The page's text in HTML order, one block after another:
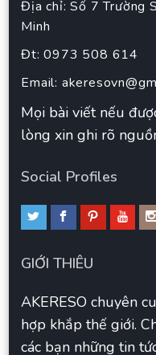
Địa chỉ: Số 7 Trường
Minh
Đt: 0973 508 614
Email:
Mọi bài viết nếu
lòng xin ghi rõ
Social Profiles
GIỚI THIÊU
AKERESO chuyên
hợp khắp thế giới.
các bạn những tin